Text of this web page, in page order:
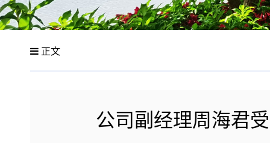
正文
公司副经理周海君